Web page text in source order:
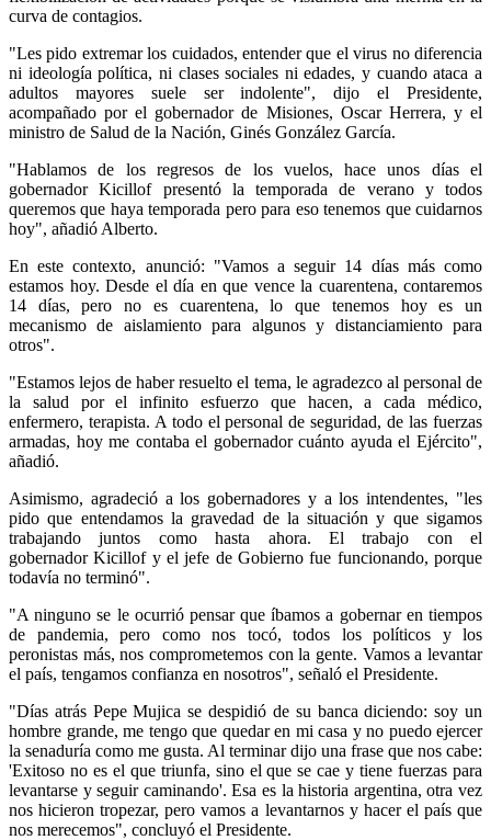
curva de contagios.
"Les pido extremar los cuidados, entender que el virus no diferencia
ni ideología política, ni clases sociales ni edades, y cuando ataca a
adultos mayores suele ser indolente", dijo el Presidente,
acompañado por el gobernador de Misiones, Oscar Herrera, y el
ministro de Salud de la Nación, Ginés González García.
"Hablamos de los regresos de los vuelos, hace unos días el
gobernador Kicillof presentó la temporada de verano y todos
queremos que haya temporada pero para eso tenemos que cuidarnos
hoy", añadió Alberto.
En este contexto, anunció: "Vamos a seguir 14 días más como
estamos hoy. Desde el día en que vence la cuarentena, contaremos
14 días, pero no es cuarentena, lo que tenemos hoy es un
mecanismo de aislamiento para algunos y distanciamiento para
otros".
"Estamos lejos de haber resuelto el tema, le agradezco al personal de
la salud por el infinito esfuerzo que hacen, a cada médico,
enfermero, terapista. A todo el personal de seguridad, de las fuerzas
armadas, hoy me contaba el gobernador cuánto ayuda el Ejército",
añadió.
Asimismo, agradeció a los gobernadores y a los intendentes, "les
pido que entendamos la gravedad de la situación y que sigamos
trabajando juntos como hasta ahora. El trabajo con el
gobernador Kicillof y el jefe de Gobierno fue funcionando, porque
todavía no terminó".
"A ninguno se le ocurrió pensar que íbamos a gobernar en tiempos
de pandemia, pero como nos tocó, todos los políticos y los
peronistas más, nos comprometemos con la gente. Vamos a levantar
el país, tengamos confianza en nosotros", señaló el Presidente.
"Días atrás Pepe Mujica se despidió de su banca diciendo: soy un
hombre grande, me tengo que quedar en mi casa y no puedo ejercer
la senaduría como me gusta. Al terminar dijo una frase que nos cabe:
'Exitoso no es el que triunfa, sino el que se cae y tiene fuerzas para
levantarse y seguir caminando'. Esa es la historia argentina, otra vez
nos hicieron tropezar, pero vamos a levantarnos y hacer el país que
nos merecemos", concluyó el Presidente.